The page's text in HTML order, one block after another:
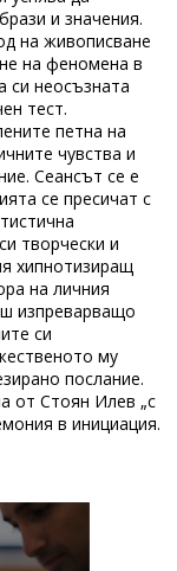
и значения.
на живописване
на феномена в
си неосъзната
тест.
петна на
чувства и
Сеансът се е
се пресичат с
творчески и
хипнотизиращ
на личния
изпреварващо
си
му
послание.
от Стоян Илев „с
в инициация.